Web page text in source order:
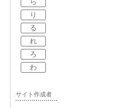
ら
り
る
れ
ろ
わ
サイト作成者